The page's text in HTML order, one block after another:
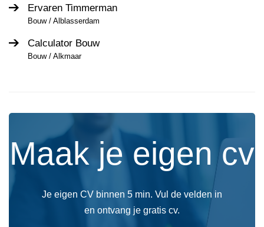
Ervaren Timmerman
Bouw / Alblasserdam
Calculator Bouw
Bouw / Alkmaar
Maak je eigen cv
Je eigen CV binnen 5 min. Vul de velden in
en ontvang je gratis cv.